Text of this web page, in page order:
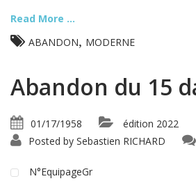
Read More ...
ABANDON, MODERNE
Abandon du 15
01/17/1958
édition 2022
Posted by Sebastien RICHARD
N°EquipageGr